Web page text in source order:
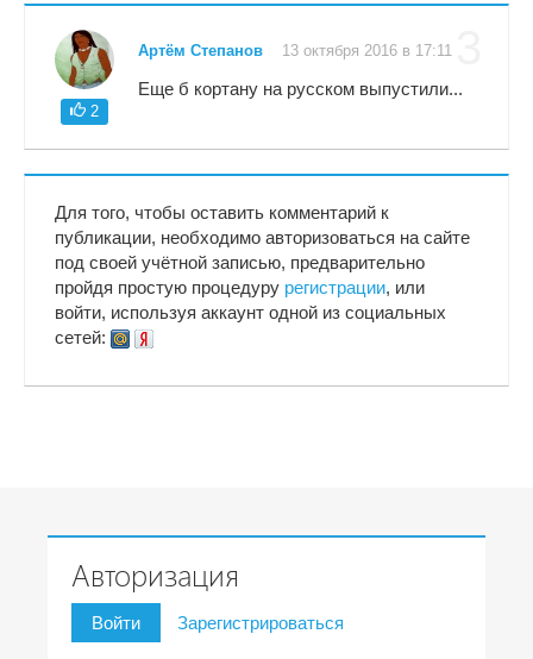
2
Артём Степанов 13 октября 2016 в 17:11
Еще б кортану на русском выпустили...
Для того, чтобы оставить комментарий к
публикации, необходимо авторизоваться на сайте
под своей учётной записью, предварительно
пройдя простую процедуру регистрации, или
войти, используя аккаунт одной из социальных
сетей:
Авторизация
Войти Зарегистрироваться